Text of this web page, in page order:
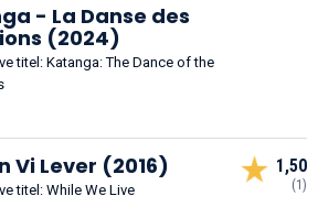
- La Danse des
(2024)
titel: Katanga: The Dance of the
Vi Lever (2016)
titel: While We Live
1,50
(1)